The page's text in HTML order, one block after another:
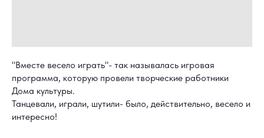
"Вместе весело играть"- так называлась игровая
программа, которую провели творческие работники
Дома культуры.
Танцевали, играли, шутили- было, действительно, весело и
интересно!